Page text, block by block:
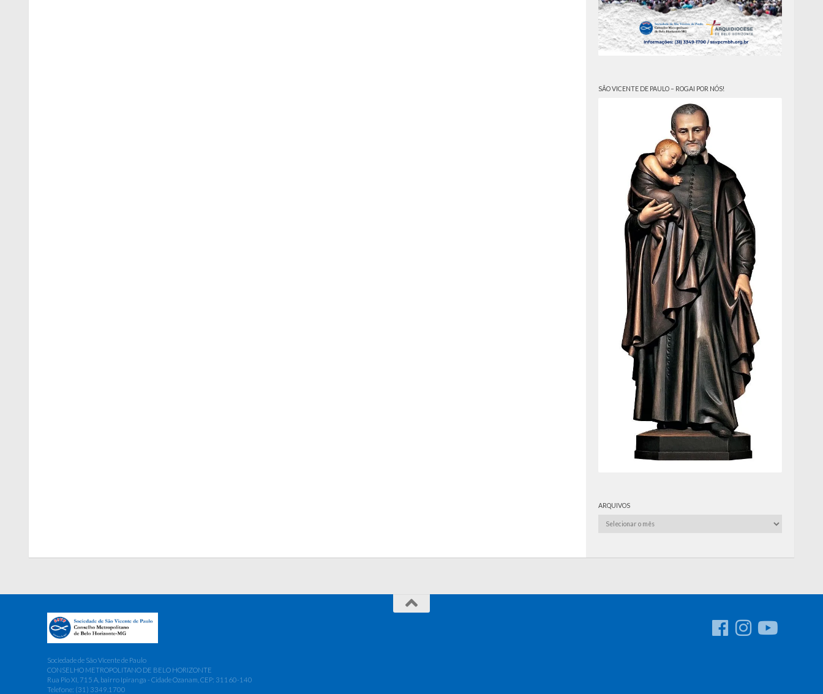
SÃO VICENTE DE PAULO – ROGAI POR NÓS!
ARQUIVOS
Arquivos
Sociedade de São Vicente de Paulo
CONSELHO METROPOLITANO DE BELO HORIZONTE
Rua Pio XI, 715 A, bairro Ipiranga - Cidade Ozanam, CEP: 31160-140
Telefone: (31) 3349.1700